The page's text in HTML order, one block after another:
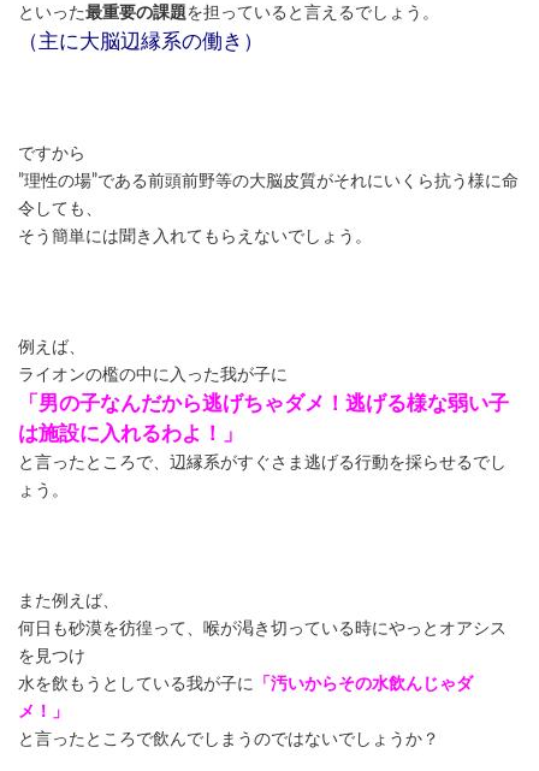
といった最重要の課題を担っていると言えるでしょう。
（主に大脳辺縁系の働き）
ですから
”理性の場”である前頭前野等の大脳皮質がそれにいくら抗う様に命
令しても、
そう簡単には聞き入れてもらえないでしょう。
例えば、
ライオンの檻の中に入った我が子に
「男の子なんだから逃げちゃダメ！逃げる様な弱い子
は施設に入れるわよ！」
と言ったところで、辺縁系がすぐさま逃げる行動を採らせるでし
ょう。
また例えば、
何日も砂漠を彷徨って、喉が渇き切っている時にやっとオアシス
を見つけ
水を飲もうとしている我が子に 「汚いからその水飲んじゃダ
メ！」
と言ったところで飲んでしまうのではないでしょうか？